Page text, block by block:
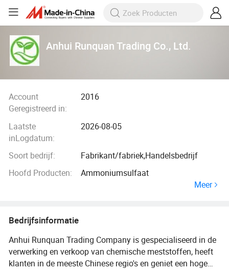
Anhui Runquan Trading Co., Ltd.
Account
Geregistreerd in:
2016
Laatste
inLogdatum:
2026-08-05
Soort bedrijf:
Fabrikant/fabriek,Handelsbedrijf
Hoofd Producten:
Ammoniumsulfaat
Meer
Bedrijfsinformatie
Anhui Runquan Trading Company is gespecialiseerd in de
verwerking en verkoop van chemische meststoffen, heeft
klanten in de meeste Chinese regio's en geniet een hoge